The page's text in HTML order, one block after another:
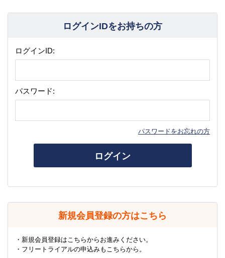
ログインIDをお持ちの方
ログインID:
パスワード:
パスワードをお忘れの方
ログイン
新規会員登録の方はこちら
・新規会員登録はこちらからお進みください。
・フリートライアルの申込みもこちらから。